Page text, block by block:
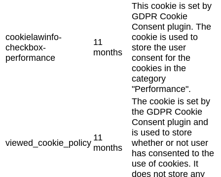
cookielawinfo-
checkbox-
performance
11
months
This cookie is set by
GDPR Cookie
Consent plugin. The
cookie is used to
store the user
consent for the
cookies in the
category
"Performance".
viewed_cookie_policy
11
months
The cookie is set by
the GDPR Cookie
Consent plugin and
is used to store
whether or not user
has consented to the
use of cookies. It
does not store any